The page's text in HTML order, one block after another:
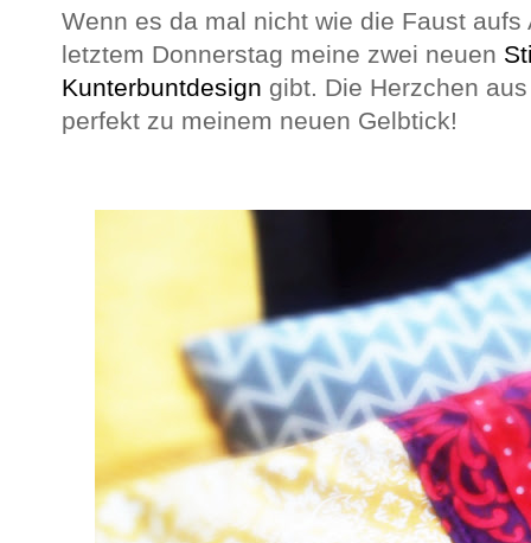
Wenn es da mal nicht wie die Faust
letztem Donnerstag meine zwei neuen
Kunterbuntdesign gibt. Die Herzchen
perfekt zu meinem neuen Gelbtick!